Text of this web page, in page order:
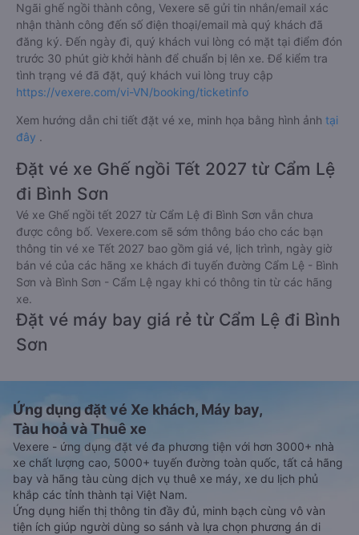
Ngãi ghế ngồi thành công, Vexere sẽ gửi tin nhắn/email xác
nhận thành công đến số điện thoại/email mà quý khách đã
đăng ký. Đến ngày đi, quý khách vui lòng có mặt tại điểm đón
trước 30 phút giờ khởi hành để chuẩn bị lên xe. Để kiểm tra
tình trạng vé đã đặt, quý khách vui lòng truy cập
https://vexere.com/vi-VN/booking/ticketinfo
Xem hướng dẫn chi tiết đặt vé xe, minh họa bằng hình ảnh tại
đây .
Đặt vé xe Ghế ngồi Tết 2027 từ Cẩm Lệ
đi Bình Sơn
Vé xe Ghế ngồi tết 2027 từ Cẩm Lệ đi Bình Sơn vẫn chưa
được công bố. Vexere.com sẽ sớm thông báo cho các bạn
thông tin vé xe Tết 2027 bao gồm giá vé, lịch trình, ngày giờ
bán vé của các hãng xe khách đi tuyến đường Cẩm Lệ - Bình
Sơn và Bình Sơn - Cẩm Lệ ngay khi có thông tin từ các hãng
xe.
Đặt vé máy bay giá rẻ từ Cẩm Lệ đi Bình
Sơn
Ứng dụng đặt vé Xe khách, Máy bay,
Tàu hoả và Thuê xe
Vexere - ứng dụng đặt vé đa phương tiện với hơn 3000+ nhà
xe chất lượng cao, 5000+ tuyến đường toàn quốc, tất cả hãng
bay và hãng tàu cùng dịch vụ thuê xe máy, xe du lịch phủ
khắp các tỉnh thành tại Việt Nam.
Ứng dụng hiển thị thông tin đầy đủ, minh bạch cùng vô vàn
tiện ích giúp người dùng so sánh và lựa chọn phương án di